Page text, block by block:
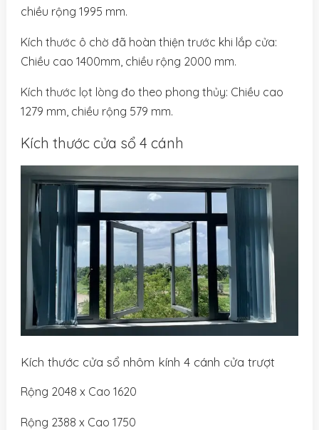
chiều rộng 1995 mm.
Kích thước ô chờ đã hoàn thiện trước khi lắp cửa:
Chiều cao 1400mm, chiều rộng 2000 mm.
Kích thước lọt lòng đo theo phong thủy: Chiều cao
1279 mm, chiều rộng 579 mm.
Kích thước cửa sổ 4 cánh
Kích thước cửa sổ nhôm kính 4 cánh cửa trượt
Rộng 2048 x Cao 1620
Rộng 2388 x Cao 1750